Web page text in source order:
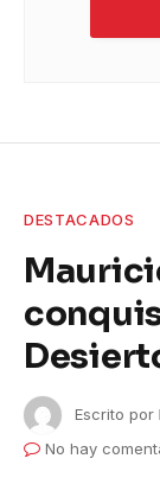
DESTACADOS
Escrito por
No hay